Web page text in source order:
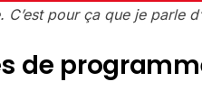
C’est pour ça que je parle
de